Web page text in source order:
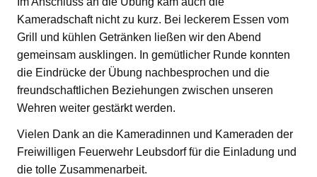
Kameradschaft nicht zu kurz. Bei leckerem Essen vom
Grill und kühlen Getränken ließen wir den Abend
gemeinsam ausklingen. In gemütlicher Runde konnten
die Eindrücke der Übung nachbesprochen und die
freundschaftlichen Beziehungen zwischen unseren
Wehren weiter gestärkt werden.
Vielen Dank an die Kameradinnen und Kameraden der
Freiwilligen Feuerwehr Leubsdorf für die Einladung und
die tolle Zusammenarbeit.